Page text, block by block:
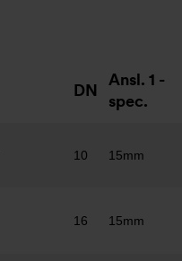
DN
Ansl. 1 -
spec.
10 15mm
16 15mm